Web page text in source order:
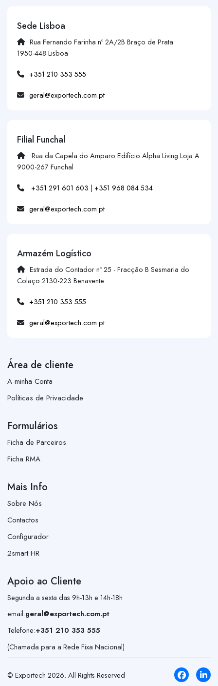
Sede Lisboa
Rua Fernando Farinha nº 2A/2B Braço de Prata
1950-448 Lisboa
+351 210 353 555
geral@exportech.com.pt
Filial Funchal
Rua da Capela do Amparo Edifício Alpha Living Loja A
9000-267 Funchal
+351 291 601 603 | +351 968 084 534
geral@exportech.com.pt
Armazém Logístico
Estrada do Contador nº 25 - Fracção B Sesmaria do
Colaço 2130-223 Benavente
+351 210 353 555
geral@exportech.com.pt
Área de cliente
A minha Conta
Políticas de Privacidade
Formulários
Ficha de Parceiros
Ficha RMA
Mais Info
Sobre Nós
Contactos
Configurador
2smart HR
Apoio ao Cliente
Segunda a sexta das 9h-13h e 14h-18h
email:geral@exportech.com.pt
Telefone:+351 210 353 555
(Chamada para a Rede Fixa Nacional)
© Exportech 2026. All Rights Reserved